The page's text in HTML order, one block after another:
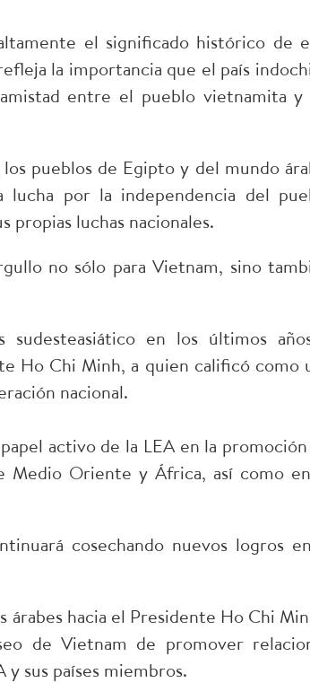
el significado histórico de
la importancia que el país
entre el pueblo vietnamita y
pueblos de Egipto y del mundo
por la independencia del
propias luchas nacionales.
no sólo para Vietnam, sino
sudesteasiático en los últimos
Ho Chi Minh, a quien calificó como
nacional.
activo de la LEA en la
Medio Oriente y África, así como
cosechando nuevos logros
hacia el Presidente Ho Chi
de Vietnam de promover
sus países miembros.